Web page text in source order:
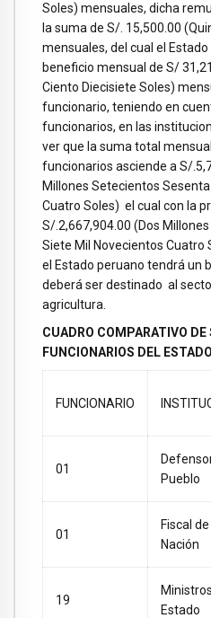
Soles) mensuales, dicha
la suma de S/. 15,500.00
mensuales, del cual el
beneficio mensual de S/
Ciento Diecisiete Soles)
funcionario, teniendo en
funcionarios, en las
ver que la suma total
funcionarios asciende a S/
Millones Setecientos
Cuatro Soles) el cual con la
S/.2,667,904.00 (Dos
Siete Mil Novecientos Cuatro
el Estado peruano tendrá un
deberá ser destinado al
agricultura.
CUADRO COMPARATIVO DE
FUNCIONARIOS DEL
FUNCIONARIO
01
Pueblo
01
Fiscal de
Nación
19
Estado